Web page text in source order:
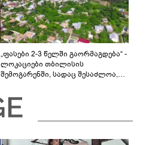
„ფასები 2-3 წელში გაორმაგდება“ -
ლოკაციები თბილისის
შემოგარენში, სადაც შესაძლოა,